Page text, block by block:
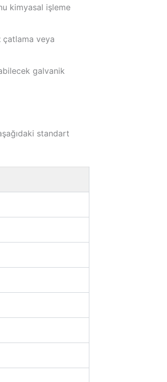
kimyasal işleme
çatlama veya
galvanik
standart